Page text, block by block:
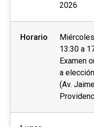
2026
Horario
13:30 a
Examen
a
(Av.